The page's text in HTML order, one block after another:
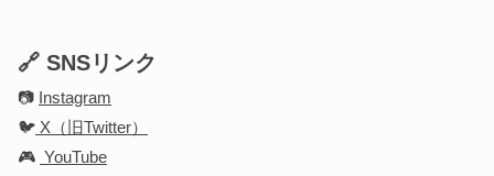
🔗 SNSリンク
📷 Instagram
🐦 X（旧Twitter）
🎮 YouTube